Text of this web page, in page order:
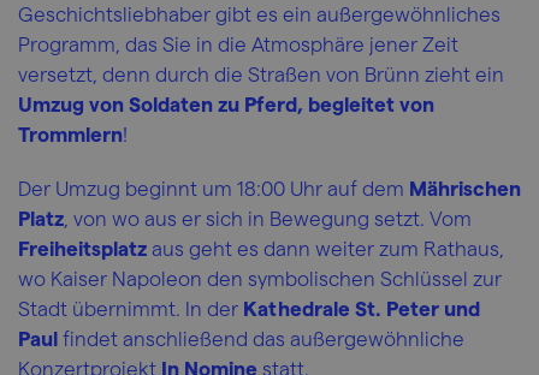
Geschichtsliebhaber gibt es ein außergewöhnliches
Programm, das Sie in die Atmosphäre jener Zeit
versetzt, denn durch die Straßen von Brünn zieht ein
Umzug von Soldaten zu Pferd, begleitet von
Trommlern!
Der Umzug beginnt um 18:00 Uhr auf dem Mährischen
Platz , von wo aus er sich in Bewegung setzt. Vom
Freiheitsplatz aus geht es dann weiter zum Rathaus,
wo Kaiser Napoleon den symbolischen Schlüssel zur
Stadt übernimmt. In der Kathedrale St. Peter und
Paul findet anschließend das außergewöhnliche
Konzertprojekt In Nomine statt.